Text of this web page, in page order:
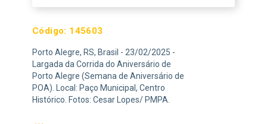
Código: 145603
Porto Alegre, RS, Brasil - 23/02/2025 -
Largada da Corrida do Aniversário de
Porto Alegre (Semana de Aniversário de
POA). Local: Paço Municipal, Centro
Histórico. Fotos: Cesar Lopes/ PMPA.